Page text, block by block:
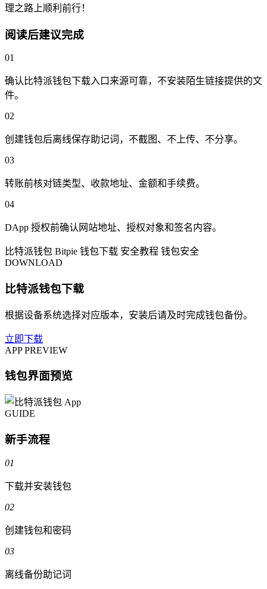
理之路上顺利前行！
阅读后建议完成
01
确认比特派钱包下载入口来源可靠，不安装陌生链接提供的文
件。
02
创建钱包后离线保存助记词，不截图、不上传、不分享。
03
转账前核对链类型、收款地址、金额和手续费。
04
DApp 授权前确认网站地址、授权对象和签名内容。
比特派钱包 Bitpie 钱包下载 安全教程 钱包安全
DOWNLOAD
比特派钱包下载
根据设备系统选择对应版本，安装后请及时完成钱包备份。
立即下载
APP PREVIEW
钱包界面预览
GUIDE
新手流程
01
下载并安装钱包
02
创建钱包和密码
03
离线备份助记词